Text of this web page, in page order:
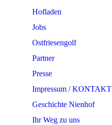
Hofladen
Jobs
Ostfriesengolf
Partner
Presse
Impressum / KONTAKT
Geschichte Nienhof
Ihr Weg zu uns